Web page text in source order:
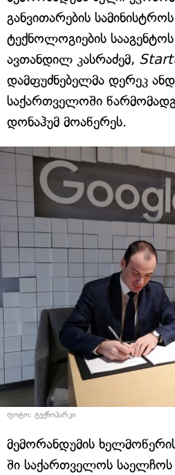
განვითარების
ტექნოლოგიების
ავთანდილ კასრაძემ,
დამფუძნებელმა დერეკ
საქართველოში
დონაჰუმ მოაწერეს.
ფოტო: ტექნოპარკი
მემორანდუმის
ში საქართველოს